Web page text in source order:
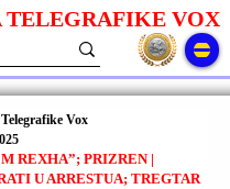
TELEGRAFIKE VOX
REXHA”; PRIZREN |
U ARRESTUA; TREGTAR
Vox